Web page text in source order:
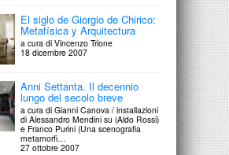
El siglo de Giorgio de Chirico:
Metafísica y Arquitectura
a cura di Vincenzo Trione
18 dicembre 2007
Anni Settanta. Il decennio
lungo del secolo breve
a cura di Gianni Canova / installazioni
di Alessandro Mendini su (Aldo Rossi)
e Franco Purini (Una scenografia
metamorfi…
27 ottobre 2007